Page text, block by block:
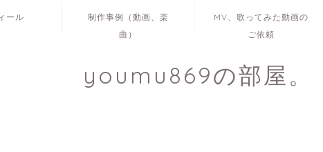
ール
制作事例（動画、楽
曲）
MV、歌ってみた動画の
ご依頼
youmu869の部屋。